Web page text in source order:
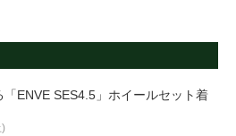
「ENVE SES4.5」ホイールセット着